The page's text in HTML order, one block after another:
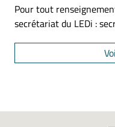
Pour tout
secrétariat du LEDi :